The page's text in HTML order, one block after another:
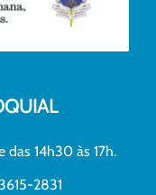
das 14h30 às 17h.
2831